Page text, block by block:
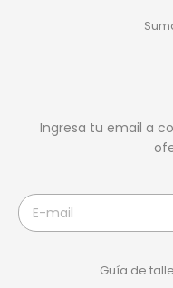
Ingresa tu email a
Guía de